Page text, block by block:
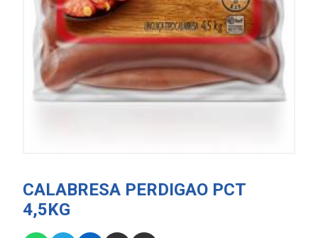
CALABRESA PERDIGAO PCT
4,5KG